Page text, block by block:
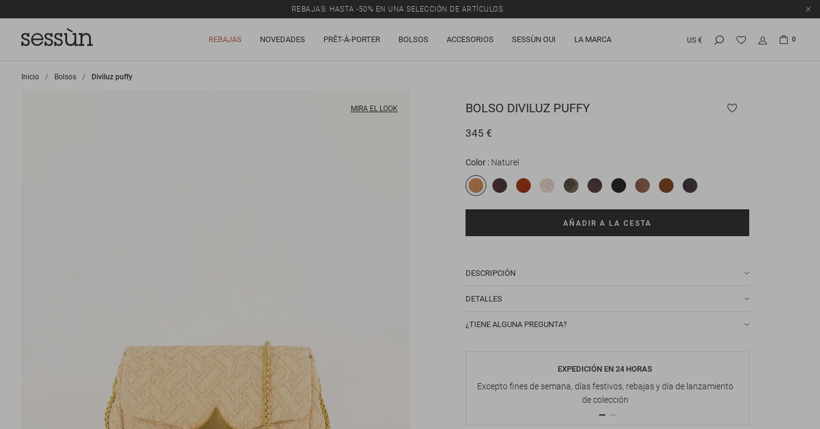
REBAJAS: HASTA -50% EN UNA SELECCIÓN DE ARTÍCULOS.
REBAJAS NOVEDADES PRÊT-À-PORTER BOLSOS ACCESORIOS SESSÙN OUI LA MARCA US € 0
Inicio >
Bolsos >
Diviluz puffy
MIRA EL LOOK BOLSO DIVILUZ PUFFY
345 €
Color Naturel
AÑADIR A LA CESTA
DESCRIPCIÓN
DETALLES
¿TIENE ALGUNA PREGUNTA?
EXPEDICIÓN EN 24 HORAS
Excepto fines de semana, días festivos, rebajas y día de lanzamiento
de colección